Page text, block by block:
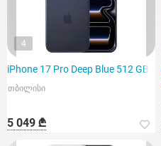
4
iPhone 17 Pro Deep Blue 512 GB
თბილისი
5 049 ₾